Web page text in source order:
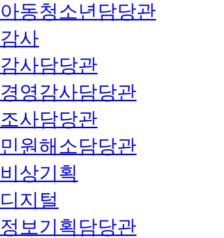
아동청소년담당관
감사
감사담당관
경영감사담당관
조사담당관
민원해소담당관
비상기획
디지털
정보기획담당관